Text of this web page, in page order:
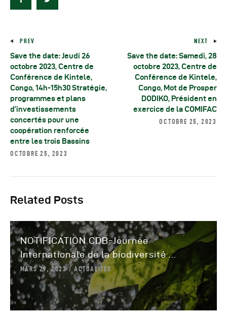
PREV
Save the date: Jeudi 26
octobre 2023, Centre de
Conférence de Kintele,
Congo, 14h-15h30 Stratégie,
programmes et plans
d’investissements
concertés pour une
coopération renforcée
entre les trois Bassins
OCTOBRE 25, 2023
NEXT
Save the date: Samedi, 28
octobre 2023, Centre de
Conférence de Kintele,
Congo, Mot de Prosper
DODIKO, Président en
exercice de la COMIFAC
OCTOBRE 25, 2023
Related Posts
NOTIFICATION CDB-Journée
Internationale de la biodiversité ...
MARS 29, 2023 ACTUALITÉS